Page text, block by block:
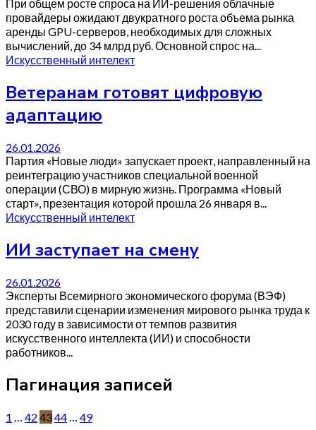
При общем росте спроса на ИИ-решения облачные
провайдеры ожидают двукратного роста объема рынка
аренды GPU-серверов, необходимых для сложных
вычислений, до 34 млрд руб. Основной спрос на...
Искусственный интелект
Ветеранам готовят цифровую
адаптацию
26.01.2026
Партия «Новые люди» запускает проект, направленный на
реинтеграцию участников специальной военной
операции (СВО) в мирную жизнь. Программа «Новый
старт», презентация которой прошла 26 января в...
Искусственный интелект
ИИ заступает на смену
26.01.2026
Эксперты Всемирного экономического форума (ВЭФ)
представили сценарии изменения мирового рынка труда к
2030 году в зависимости от темпов развития
искусственного интеллекта (ИИ) и способности
работников...
Пагинация записей
1 42 4344
49